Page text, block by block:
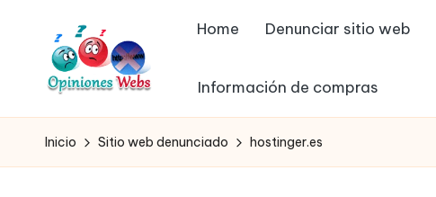
contenido
O
p
y
compra
Home Denunciar sitio web
Información de compras
Inicio Sitio web denunciado hostinger.es